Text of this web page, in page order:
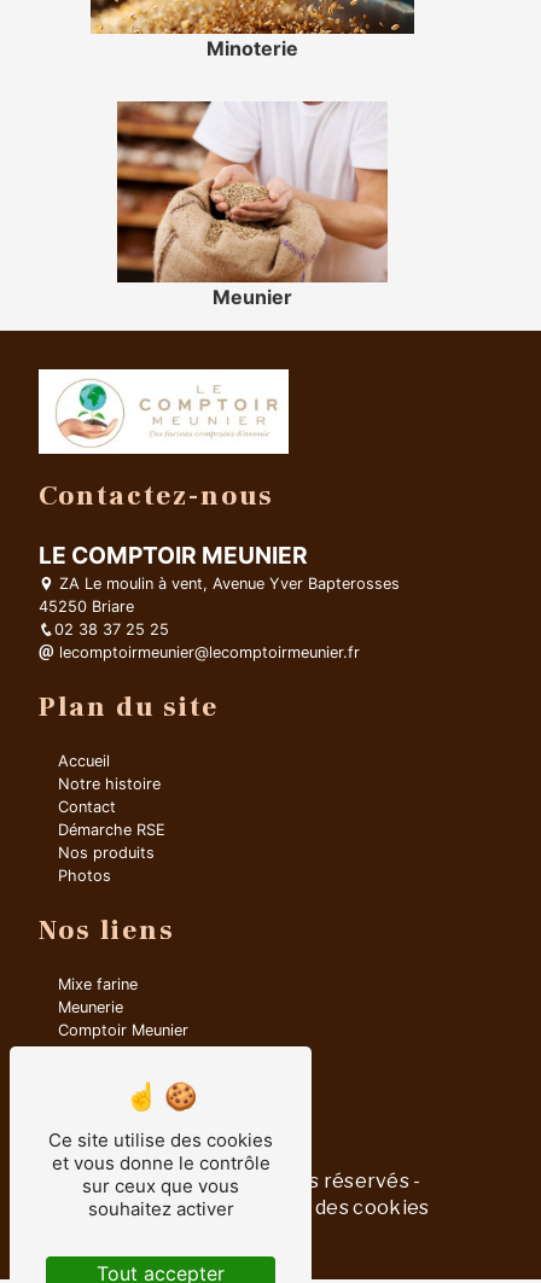
Minoterie
Meunier
Contactez-nous
LE COMPTOIR MEUNIER
ZA Le moulin à vent, Avenue Yver Bapterosses
45250 Briare
02 38 37 25 25
lecomptoirmeunier@lecomptoirmeunier.fr
Plan du site
Accueil
Notre histoire
Contact
Démarche RSE
Nos produits
Photos
Nos liens
Mixe farine
Meunerie
Comptoir Meunier
Vistalid- 2026 - Tous droits réservés -
Mentions légales-Gestion des cookies
Ce site utilise des cookies
et vous donne le contrôle
sur ceux que vous
souhaitez activer
Tout accepter